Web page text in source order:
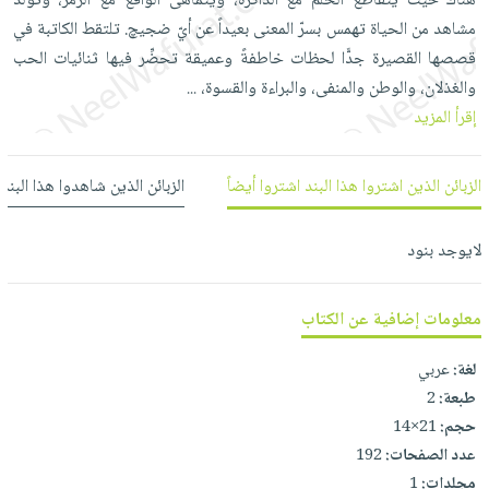
العناية
بالأسنان
الحمية
والتغذية
أدوات
المائدة
الأوعية
والتخزين
أدوات
المطبخ
الأكثر
مبيعاً
العودة
للمدارس
اكسسوارات
اكسسوارات
مطرزات
حقائب
حلي
عناية
بالذات
شحن
مجاني
بنود
مختارة
اشتراكات
الاشتراكات
القراءة
بلا
بحث
متقدم
نيل
وفرات
عن
الشركة
سياسة
الشركة
حسابك
لائحة
الأمنيات
مشاهد من الحياة تهمس بسرّ المعنى بعيداً عن أيّ ضجيچ. تلتقط الكاتبة في
قصصها القصيرة جدًّا لحظات خاطفةً وعميقة تحضِّر فيها ثنائيات الحب
والغذلان، والوطن والمنفى، والبراءة والقسوة،...
إقرأ المزيد
الزبائن الذين اشتروا هذا البند اشتروا أيضاً الزبائن الذين شاهدوا هذا
لايوجد بنود
معلومات إضافية عن الكتاب
لغة:عربي
طبعة:2
حجم:21×14
عدد الصفحات:192